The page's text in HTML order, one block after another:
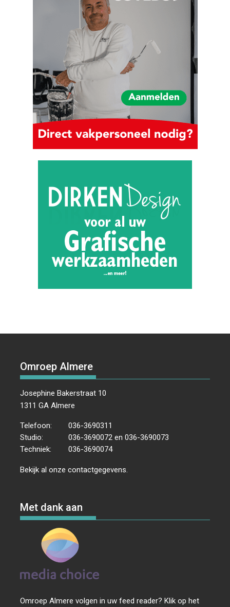
Omroep Almere
Josephine Bakerstraat 10
1311 GA Almere
Telefoon:
036-3690311
Studio:
036-3690072 en 036-3690073
Techniek:
036-3690074
Bekijk al onzecontactgegevens
Met dank aan
Omroep Almere volgen in uw feed reader? Klik op het